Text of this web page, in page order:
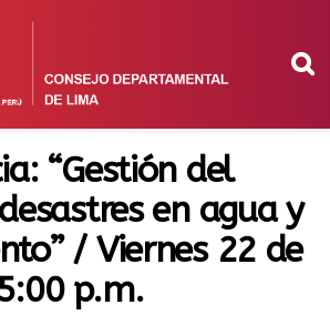
“Gestión del
en agua y
/ Viernes 22 de
p.m.